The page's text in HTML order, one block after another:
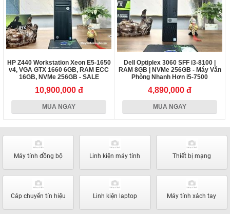
HP Z440 Workstation Xeon E5-1650
v4, VGA GTX 1660 6GB, RAM ECC
16GB, NVMe 256GB - SALE
10,900,000 đ
MUA NGAY
Dell Optiplex 3060 SFF i3-8100 |
RAM 8GB | NVMe 256GB - Máy Văn
Phòng Nhanh Hơn i5-7500
4,890,000 đ
MUA NGAY
Máy tính đồng bộ Linh kiện máy tính Thiết bị mạng
Cáp chuyển tín hiệu Linh kiện laptop Máy tính xách tay